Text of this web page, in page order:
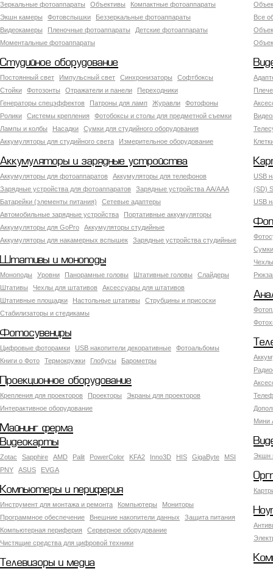
Зеркальные фотоаппараты Объективы
Компактные фотоаппараты
Экшн камеры
Фотовспышки
Беззеркальные фотоаппараты
Видеокамеры
Пленочные фотоаппараты
Детские фотоаппараты
Моментальные фотоаппараты
Все
Студийное оборудование
Постоянный свет Импульсный свет Синхронизаторы
Софтбоксы
Стойки
Фотозонты Отражатели и панели
Переходники
Генераторы спецэффектов
Патроны для ламп Журавли
Фотофоны
Ролики
Системы крепления
Фотобоксы и столы для предметной съемки
Лампы и колбы
Насадки
Сумки для студийного оборудования
Аккумуляторы для студийного света
Измерительное оборудование
Аккумуляторы и зарядные устройства
Аккумуляторы для фотоаппаратов
Аккумуляторы для телефонов
Зарядные устройства для фотоаппаратов
Зарядные устройства AA/AAA
Батарейки (элементы питания)
Сетевые адаптеры
Автомобильные зарядные устройства
Портативные аккумуляторы
Аккумуляторы для GoPro
Аккумуляторы студийные
Аккумуляторы для накамерных вспышек
Зарядные устройства студийные
USB
(SD)
USB
Штативы и моноподы
Моноподы Уровни Панорамные головы Штативные головы
Слайдеры
Штативы
Чехлы для штативов
Аксессуары для штативов
Штативные площадки
Настольные штативы
Струбцины и присоски
Стабилизаторы и стедикамы
Фотосувениры
Цифровые фоторамки USB накопители декоративные
Фотоальбомы
Книги о Фото
Термокружки Глобусы Барометры
Мини
Проекционное оборудование
Крепления для проекторов Проекторы
Экраны для проекторов
Интерактивное оборудование
Майнинг ферма
Экшн
Видеокарты
Zotac Sapphire AMD Palit PowerColor KFA2 Inno3D HIS GigaByte
MSI
PNY
ASUS EVGA
Компьютеры и периферия
Инструмент для монтажа и ремонта Компьютеры
Мониторы
Программное обеспечение
Внешние накопители данных
Защита питания
Компьютерная периферия
Серверное оборудование
Чистящие средства для цифровой техники
Телевизоры и медиа